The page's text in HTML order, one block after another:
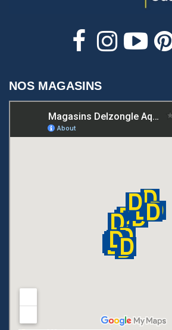
NOS MAGASINS